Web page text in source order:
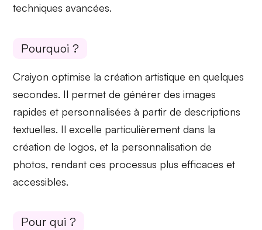
techniques avancées.
Pourquoi ?
Craiyon optimise la créationartistique en quelques
secondes. Il permet de générer des images
rapides et personnalisées à partir de descriptions
textuelles. Il excelle particulièrement dans la
création de logos, et la personnalisation de
photos, rendant ces processus plusefficaces et
accessibles.
Pour qui ?